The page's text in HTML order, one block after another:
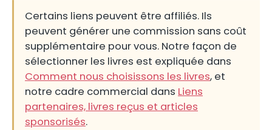
Certains liens peuvent être affiliés. Ils
peuvent générer une commission sans coût
supplémentaire pour vous. Notre façon de
sélectionner les livres est expliquée dans
Comment nous choisissons les livres, et
notre cadre commercial dans Liens
partenaires, livres reçus et articles
sponsorisés.